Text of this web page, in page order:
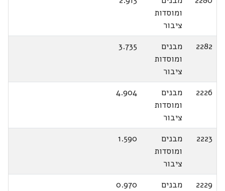
ומוסדות
ציבור
2282
מבנים
ומוסדות
ציבור
3.735
2226
מבנים
ומוסדות
ציבור
4.904
2223
מבנים
ומוסדות
ציבור
1.590
2229
מבנים
0.970